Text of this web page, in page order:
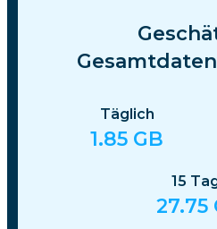
Täglich
1.85 GB
15
27.75